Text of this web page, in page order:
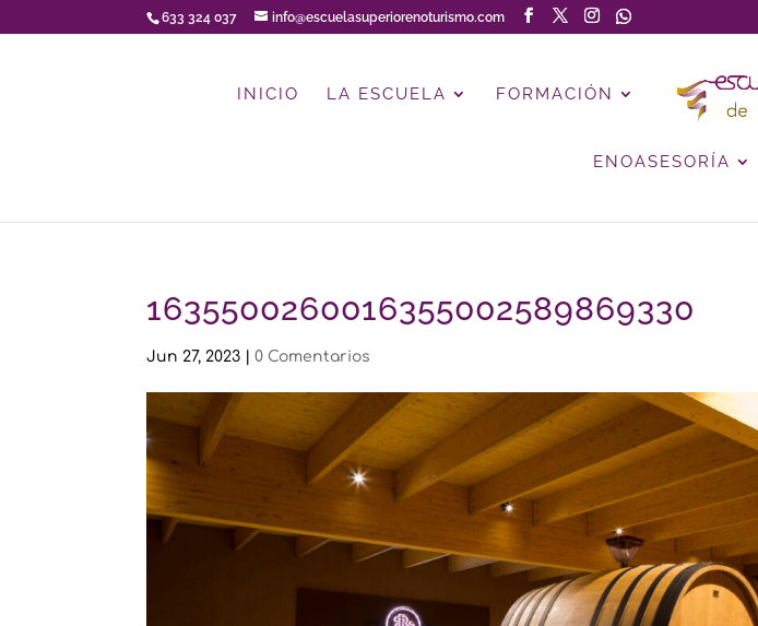
633 324 037 info@escuelasuperiorenoturismo.com
INICIO LA ESCUELA FORMACIÓN
ENOASESORÍA
1635500260016355002589869330
Jun 27, 2023 |0 Comentarios